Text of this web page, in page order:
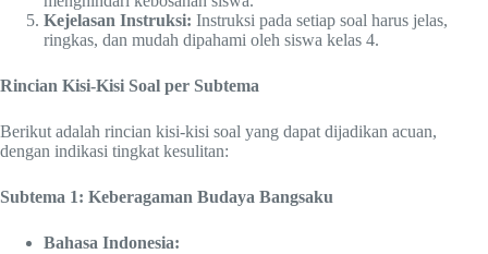
Kejelasan Instruksi: Instruksi pada setiap soal harus jelas,
ringkas, dan mudah dipahami oleh siswa kelas 4.
Rincian Kisi-Kisi Soal per Subtema
Berikut adalah rincian kisi-kisi soal yang dapat dijadikan acuan,
dengan indikasi tingkat kesulitan:
Subtema 1: Keberagaman Budaya Bangsaku
Bahasa Indonesia: